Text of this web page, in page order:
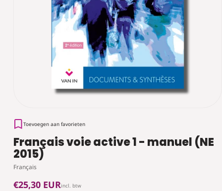
Toevoegen aan favorieten
Français voie active 1 - manuel (NE
2015)
Français
Normale
€25,30 EURincl. btw